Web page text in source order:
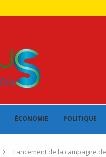
ÉCONOMIE POLITIQUE
Lancement de la campagne